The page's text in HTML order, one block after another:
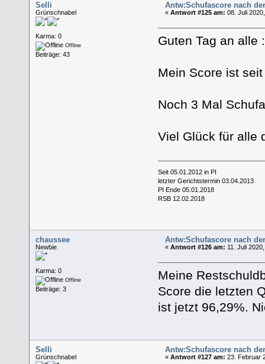
Selli
Grünschnabel
Karma: 0
Offline
Beiträge: 43
Antw:Schufascore nach
«Antwort #125 am: 08. Juli
Guten Tag an alle
Mein Score ist
Noch 3 Mal
Viel Glück für alle
Seit 05.01.2012 in PI
letzter Gerichtstermin 03.04.2013
PI Ende 05.01.2018
RSB 12.02.2018
chaussee
Newbie
Karma: 0
Offline
Beiträge: 3
Antw:Schufascore nach
«Antwort #126 am: 11. Juli
Meine
Score die letzten
ist jetzt 96,29%.
Selli
Grünschnabel
Antw:Schufascore nach
«Antwort #127 am: 23. Februar